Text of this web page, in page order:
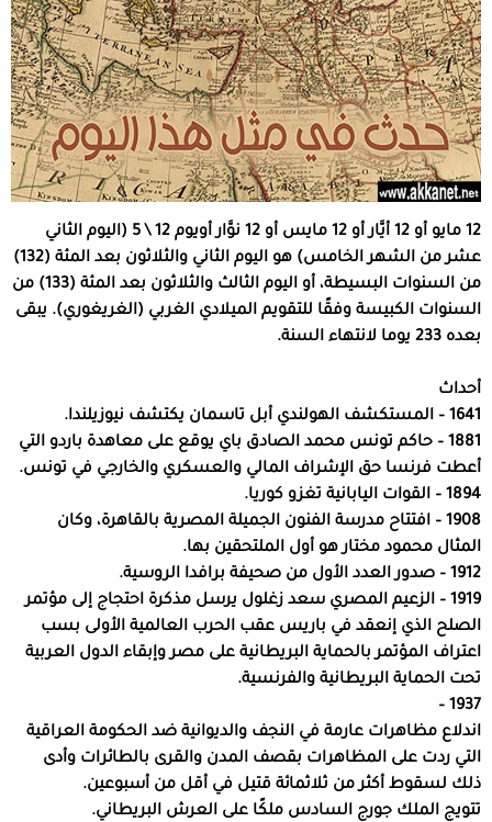
12 مايو أو 12 أيَّار أو 12 مايس أو 12 نوَّار أويوم 12 \ 5 (اليوم الثاني
عشر من الشهر الخامس) هو اليوم الثاني والثلاثون بعد المئة (132)
من السنوات البسيطة، أو اليوم الثالث والثلاثون بعد المئة (133) من
السنوات الكبيسة وفقًا للتقويم الميلادي الغربي (الغريغوري). يبقى
بعده 233 يوما لانتهاء السنة.
أحداث
1641 – المستكشف الهولندي أبل تاسمان يكتشف نيوزيلندا.
1881 – حاكم تونس محمد الصادق باي يوقع على معاهدة باردو التي
أعطت فرنسا حق الإشراف المالي والعسكري والخارجي في تونس.
1894 – القوات اليابانية تغزو كوريا.
1908 – افتتاح مدرسة الفنون الجميلة المصرية بالقاهرة، وكان
المثال محمود مختار هو أول الملتحقين بها.
1912 – صدور العدد الأول من صحيفة برافدا الروسية.
1919 – الزعيم المصري سعد زغلول يرسل مذكرة احتجاج إلى مؤتمر
الصلح الذي إنعقد في باريس عقب الحرب العالمية الأولى بسب
اعتراف المؤتمر بالحماية البريطانية على مصر وإبقاء الدول العربية
تحت الحماية البريطانية والفرنسية.
1937 –
اندلاع مظاهرات عارمة في النجف والديوانية ضد الحكومة العراقية
التي ردت على المظاهرات بقصف المدن والقرى بالطائرات وأدى
ذلك لسقوط أكثر من ثلاثمائة قتيل في أقل من أسبوعين.
تتويج الملك جورج السادس ملكًا على العرش البريطاني.